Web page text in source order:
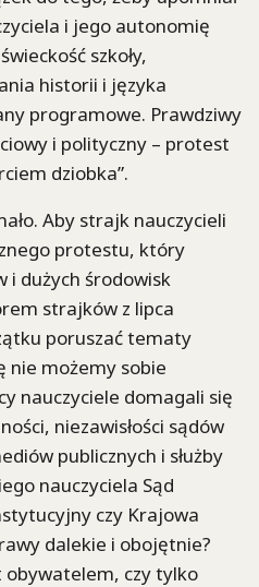
i jego autonomię
szkoły,
historii i języka
programowe. Prawdziwy
i polityczny – protest
dziobka”.
Aby strajk nauczycieli
protestu, który
i dużych środowisk
strajków z lipca
poruszać tematy
nie możemy sobie
nauczyciele domagali się
niezawisłości sądów
publicznych i służby
nauczyciela Sąd
czy Krajowa
dalekie i obojętnie?
obywatelem, czy tylko